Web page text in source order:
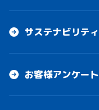
サステナビリティ
お客様アンケート